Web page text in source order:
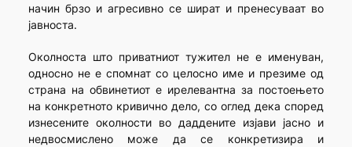
начин брзо и агресивно се шират и пренесуваат во
јавноста.
Околноста што приватниот тужител не е именуван,
односно не е спомнат со целосно име и презиме од
страна на обвинетиот е ирелевантна за постоењето
на конкретното кривично дело, со оглед дека според
изнесените околности во даддените изјави јасно и
недвосмислено може да се конкретизира и